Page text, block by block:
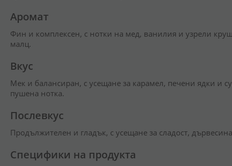
Аромат
Фин и комплексен, с нотки на мед, ванилия и узрели
малц.
Вкус
Мек и балансиран, с усещане за карамел, печени ядки и
пушена нотка.
Послевкус
Продължителен и гладък, с усещане за сладост,
Специфики на продукта